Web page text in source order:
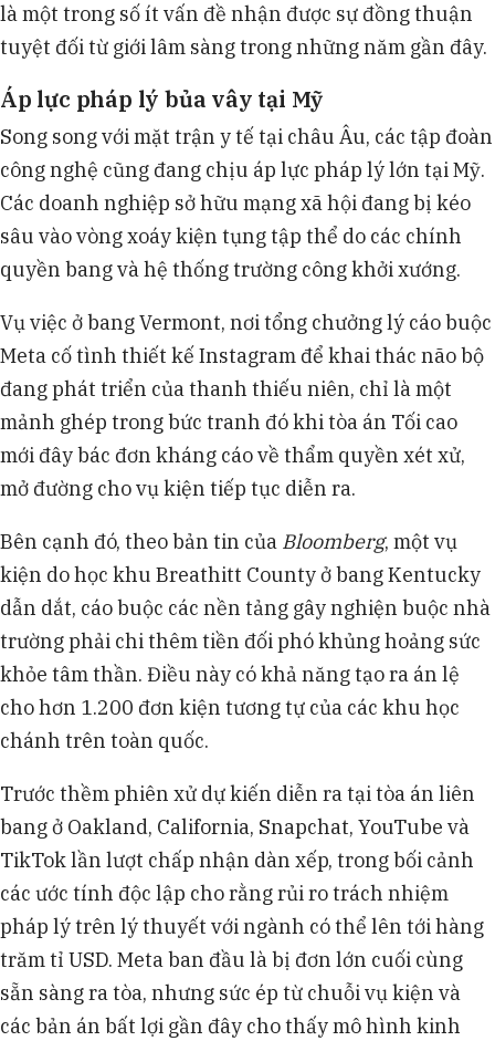
là một trong số ít vấn đề nhận được sự đồng thuận
tuyệt đối từ giới lâm sàng trong những năm gần đây.
Áp lực pháp lý bủa vây tại Mỹ
Song song với mặt trận y tế tại châu Âu, các tập đoàn
công nghệ cũng đang chịu áp lực pháp lý lớn tại Mỹ.
Các doanh nghiệp sở hữu mạng xã hội đang bị kéo
sâu vào vòng xoáy kiện tụng tập thể do các chính
quyền bang và hệ thống trường công khởi xướng.
Vụ việc ở bang Vermont, nơi tổng chưởng lý cáo buộc
Meta cố tình thiết kế Instagram để khai thác não bộ
đang phát triển của thanh thiếu niên, chỉ là một
mảnh ghép trong bức tranh đó khi tòa án Tối cao
mới đây bác đơn kháng cáo về thẩm quyền xét xử,
mở đường cho vụ kiện tiếp tục diễn ra.
Bên cạnh đó, theo bản tin của Bloomberg, một vụ
kiện do học khu Breathitt County ở bang Kentucky
dẫn dắt, cáo buộc các nền tảng gây nghiện buộc nhà
trường phải chi thêm tiền đối phó khủng hoảng sức
khỏe tâm thần. Điều này có khả năng tạo ra án lệ
cho hơn 1.200 đơn kiện tương tự của các khu học
chánh trên toàn quốc.
Trước thềm phiên xử dự kiến diễn ra tại tòa án liên
bang ở Oakland, California, Snapchat, YouTube và
TikTok lần lượt chấp nhận dàn xếp, trong bối cảnh
các ước tính độc lập cho rằng rủi ro trách nhiệm
pháp lý trên lý thuyết với ngành có thể lên tới hàng
trăm tỉ USD. Meta ban đầu là bị đơn lớn cuối cùng
sẵn sàng ra tòa, nhưng sức ép từ chuỗi vụ kiện và
các bản án bất lợi gần đây cho thấy mô hình kinh